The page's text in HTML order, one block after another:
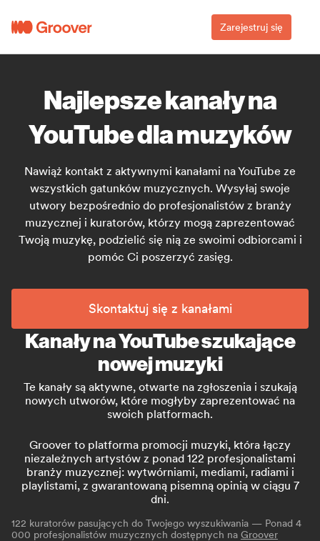
Zarejestruj się
Najlepsze kanały na
YouTube dla muzyków
Nawiąż kontakt z aktywnymi kanałami na YouTube ze
wszystkich gatunków muzycznych. Wysyłaj swoje
utwory bezpośrednio do profesjonalistów z branży
muzycznej i kuratorów, którzy mogą zaprezentować
Twoją muzykę, podzielić się nią ze swoimi odbiorcami i
pomóc Ci poszerzyć zasięg.
Skontaktuj się z kanałami
Kanały na YouTube szukające
nowej muzyki
Te kanały są aktywne, otwarte na zgłoszenia i szukają
nowych utworów, które mogłyby zaprezentować na
swoich platformach.
Groover to platforma promocji muzyki, która łączy
niezależnych artystów z ponad 122 profesjonalistami
branży muzycznej: wytwórniami, mediami, radiami i
playlistami, z gwarantowaną pisemną opinią w ciągu 7
dni.
122 kuratorów pasujących do Twojego wyszukiwania — Ponad 4
000 profesjonalistów muzycznych dostępnych na Groover